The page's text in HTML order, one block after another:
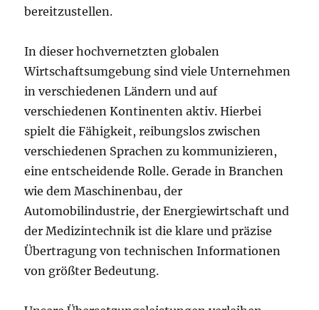
bereitzustellen.
In dieser hochvernetzten globalen
Wirtschaftsumgebung sind viele Unternehmen
in verschiedenen Ländern und auf
verschiedenen Kontinenten aktiv. Hierbei
spielt die Fähigkeit, reibungslos zwischen
verschiedenen Sprachen zu kommunizieren,
eine entscheidende Rolle. Gerade in Branchen
wie dem Maschinenbau, der
Automobilindustrie, der Energiewirtschaft und
der Medizintechnik ist die klare und präzise
Übertragung von technischen Informationen
von größter Bedeutung.